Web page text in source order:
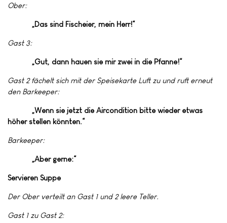
Ober:
„Das sind Fischeier, mein Herr!“
Gast 3:
„Gut, dann hauen sie mir zwei in die Pfanne!“
Gast 2 fächelt sich mit der Speisekarte Luft zu und ruft erneut
den Barkeeper:
„Wenn sie jetzt die Aircondition bitte wieder etwas
höher stellen könnten.“
Barkeeper:
„Aber gerne:“
Servieren Suppe
Der Ober verteilt an Gast 1 und 2 leere Teller.
Gast 1 zu Gast 2: